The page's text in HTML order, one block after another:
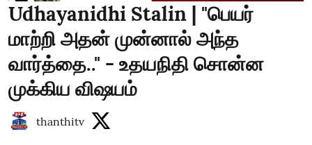
Udhayanidhi Stalin | "பெயர்
மாற்றி அதன் முன்னால் அந்த
வார்த்தை.." - உதயநிதி சொன்ன
முக்கிய விஷயம்
thanthitv